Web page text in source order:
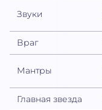
Звуки
Враг
Мантры
Главная звезда